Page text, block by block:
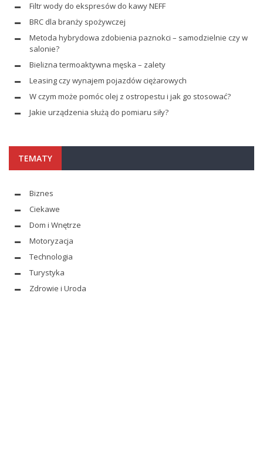
Filtr wody do ekspresów do kawy NEFF
BRC dla branży spożywczej
Metoda hybrydowa zdobienia paznokci – samodzielnie czy w
salonie?
Bielizna termoaktywna męska – zalety
Leasing czy wynajem pojazdów ciężarowych
W czym może pomóc olej z ostropestu i jak go stosować?
Jakie urządzenia służą do pomiaru siły?
TEMATY
Biznes
Ciekawe
Dom i Wnętrze
Motoryzacja
Technologia
Turystyka
Zdrowie i Uroda